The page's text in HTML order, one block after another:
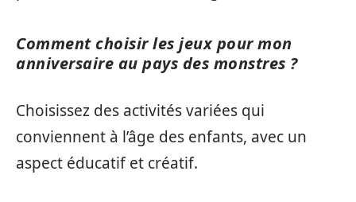
Comment choisir les jeux pour mon
anniversaire au pays des monstres ?
Choisissez des activités variées qui
conviennent à l’âge des enfants, avec un
aspect éducatif et créatif.